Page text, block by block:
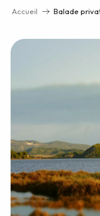
Accueil Balade